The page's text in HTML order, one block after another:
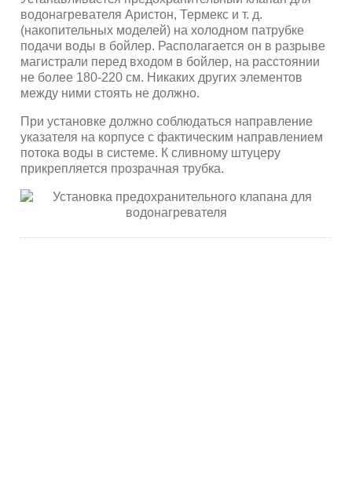
водонагревателя Аристон, Термекс и т. д.
(накопительных моделей) на холодном патрубке
подачи воды в бойлер. Располагается он в разрыве
магистрали перед входом в бойлер, на расстоянии
не более 180-220 см. Никаких других элементов
между ними стоять не должно.
При установке должно соблюдаться направление
указателя на корпусе с фактическим направлением
потока воды в системе. К сливному штуцеру
прикрепляется прозрачная трубка.